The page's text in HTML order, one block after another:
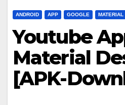
ANDROID APP GOOGLE MATERIAL
Youtube
Material
[APK-